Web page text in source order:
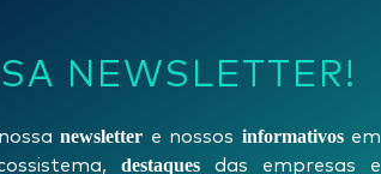
NEWSLETTER!
newsletter e nossos informativosem
destaquesdas empresas e